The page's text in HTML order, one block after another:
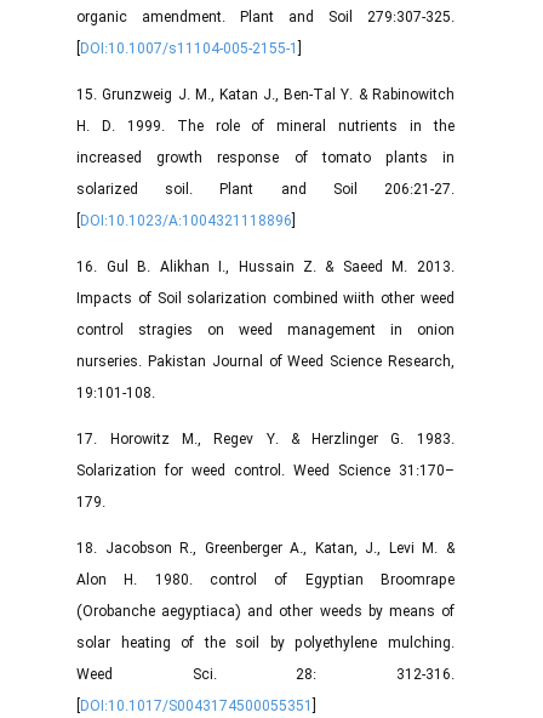
organic amendment. Plant and Soil 279:307-325.
[DOI:10.1007/s11104-005-2155-1
15. Grunzweig J. M., Katan J., Ben-Tal Y. & Rabinowitch
H. D. 1999. The role of mineral nutrients in the
increased growth response of tomato plants in
solarized soil. Plant and Soil 206:21-27.
[DOI:10.1023/A:1004321118896
16. Gul B. Alikhan I., Hussain Z. & Saeed M. 2013.
Impacts of Soil solarization combined wiith other weed
control stragies on weed management in onion
nurseries. Pakistan Journal of Weed Science Research,
19:101-108.
17. Horowitz M., Regev Y. & Herzlinger G. 1983.
Solarization for weed control. Weed Science 31:170–
179.
18. Jacobson R., Greenberger A., Katan, J., Levi M. &
Alon H. 1980. control of Egyptian Broomrape
(Orobanche aegyptiaca) and other weeds by means of
solar heating of the soil by polyethylene mulching.
Weed Sci. 28: 312-316.
[DOI:10.1017/S0043174500055351